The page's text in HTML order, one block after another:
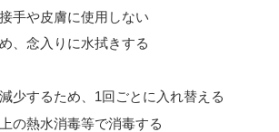
手や皮膚に使用しない
、念入りに水拭きする
少するため、1回ごとに入れ替える
の熱水消毒等で消毒する